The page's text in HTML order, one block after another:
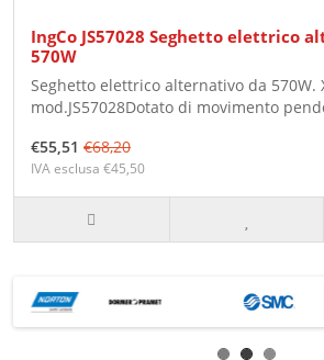
IngCo JS57028 Seghetto elettrico
570W
Seghetto elettrico alternativo da 570W.
mod.JS57028Dotato di movimento
€55,51 €68,20
IVA esclusa €45,50